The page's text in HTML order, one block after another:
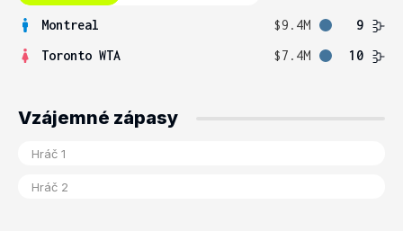
Montreal $9.4M
9
Toronto WTA
$7.4M 10
Vzájemné zápasy